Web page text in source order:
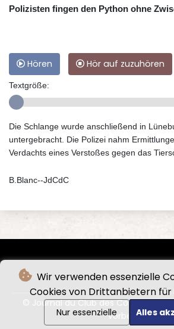
Wir verwenden essenzielle
Cookies von Drittanbietern für
Nur essenzielle Alles
Polizisten fingen den Python ohne
Hören Hör auf zuzuhören
Textgröße:
Die Schlange wurde anschließend in
untergebracht. Die Polizei nahm
Verdachts eines Verstoßes gegen das
B.Blanc--JdCdC
© Journal du Club des Cordeliers -
vorbehalten